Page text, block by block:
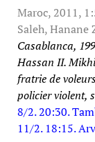
Maroc, 2011,
Saleh,
Casablanca,
Hassan II.
fratrie de
policierviolent,
8/2. 20:30.
11/2. 18:15.